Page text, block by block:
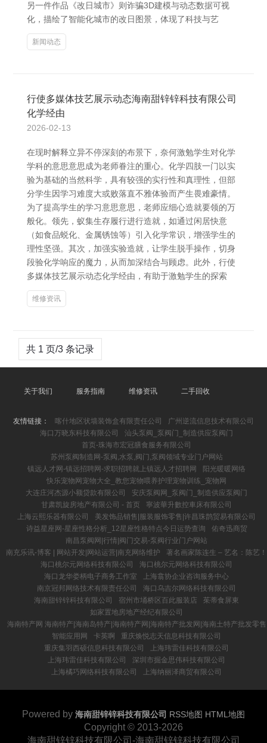
另一件作品《改日城市》则诈骗3D建模与动态数据可视
化，描绘了智能化城市的改日图景，体现了科技与艺
新闻动态
行使多媒体技艺展示动态海南甜锌锌科技有限公司
化学经由
2026-02-13
在现时解释立异不停深刻的布景下，奈何激勉学生对化学
学科的意思意思成为老师眷注的重心。化学四肢一门以实
验为基础的当然科学，具有较强的实行性和真理性，但部
分学生因学习难度大或败落直不雅体验而产生畏难豪情。
为了提高学生的学习意思意思，老师应细心造就要领的万
般化。领先，蚁集生存履行进行造就，如通过闲居快意
（如食品蜕化、金属锈蚀等）引入化学常识，增强学生的
理性坚强。其次，加强实验造就，让学生脱手操作，切身
段验化学响应的魔力，从而加深结合与顾虑。此外，行使
多媒体技艺展示动态化学经由，有助于激勉学生的探索
维修资讯
共 1 页/3 条记录
关于我们 服务指南 维修资讯 二手回收
友情链接： 喀什地区状墙装饰盒有限责任公司
广州逆流信息技术有限公司
海口万晓东科技有限公司
汕头泵阀_泵阀门_制造供应泵阀门
首页-珠海市宏冠膳食服务有限公司
苏州泵阀制造网-泵阀,水泵,阀门,泵阀领域专业门户网站
镇远人才网-镇远招聘网-求职招聘就上镇远人才招聘网
阳光暖暖网络
快乐宠物网宠物大全_教您宠物喂养护理宠物训练_宠物网
大连庄河杰源小额贷款有限公司
安庆泵阀网_泵阀门_制造供应泵阀门
甘肃凯旋房地产有限公司 - 首页
寧波華升數控車床有限公司
上海云熙乐器有限公司
美发饰品销售|服装服饰零售|许昌珠鹊贸易有限公司
诗益星座网-星座性格分析_12星座性格特点今日运势查询
佑奇迅商贸
南昌泵阀网|行情|阀门交易-泵阀行业门户网站
南充乐讯-博客 | 网站开发|网站运营|南充网络维护
著名画家陈连生 – 艺名：陈艺！
海口桃尔元网络科技有限公司
海口桃尔元网络科技有限公司
海口龙华娄柄电子商务工作室
上海翕协企业咨询服务中心
南京冠邦网络技术有限责任公司
海口乌吉尔网络科技有限公司
海南甜锌锌科技有限公司
宿州市埇桥区百此服装店
茱蒂食屏東
如家置地房地产经纪有限公司
海南特产网 海南特产|海南岛特产|海南特产网|海南特产批发网|海南土特产批发零售
智能应用网
卡英啊
重庆焕悦志天信息科技有限公司
重庆集羽西硕信息科技有限公司
上海玮雷佳科技有限公司
上海玮雷佳科技有限公司
深圳市掘金思伟科技有限公司
上海橘巧网络科技有限公司
上海纳丽泽商贸有限公司
Powered by 海南甜锌锌科技有限公司 RSS地图 HTML地图
Copyright © 2013-2026
海南甜锌锌科技有限公司-海南甜锌锌科技有限公司